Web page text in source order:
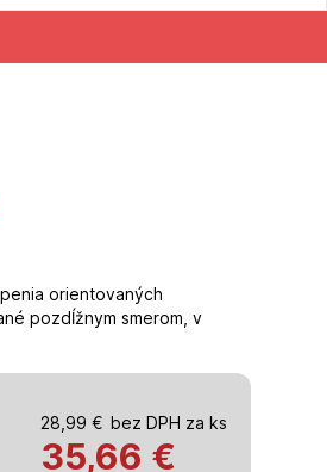
orientovaných
pozdĺžnym smerom, v
28,99 € bez DPH za ks
35,66 €